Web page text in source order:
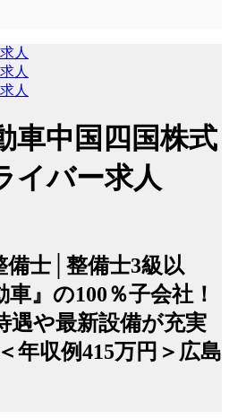
人
人
人
車中国四国株式
イバー求人
備士│整備士3級以
』の100％子会社！
遇や最新設備が充実
年収例415万円＞広島